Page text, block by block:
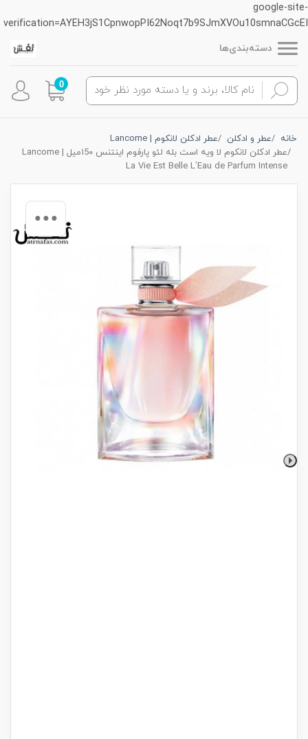
google-site-
verification=AYEH3jS1CpnwopPI62Noqt7b9SJmXVOu10smnaCGcEI
دسته‌بندی‌ها
0
خانه عطر و ادکلن
عطر ادکلن لانکوم | Lancome
عطر ادکلن لانکوم لا ویه است بله لئو پارفوم اینتنس ۱5۰میل | Lancome
La Vie Est Belle L’Eau de Parfum Intense